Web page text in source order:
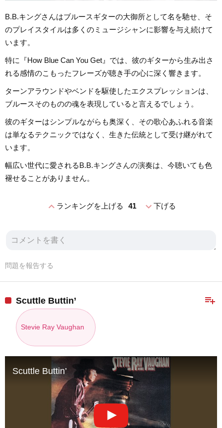
B.B.キングさんはブルースギターの大御所として名を馳せ、そ
のプレイスタイルは多くのミュージシャンに影響を与え続けて
います。
特に『How Blue Can You Get』では、彼のギターから生み出さ
れる感情のこもったフレーズが聴き手の心に深く響きます。
ターンアラウンドやベンドを駆使したエクスプレッションは、
ブルースそのものの魂を表現していると言えるでしょう。
彼のギターはシンプルながらも奥深く、その歌心あふれる音楽
は単なるテクニックではなく、生きた伝統として受け継がれて
います。
幅広い世代に愛されるB.B.キングさんの演奏は、今聴いても色
褪せることがありません。
expand_lessランキングを上げる 41 expand_more下げる
問題を報告する
playlist_add
Scuttle Buttin’
Stevie Ray Vaughan
Scuttle Buttin’